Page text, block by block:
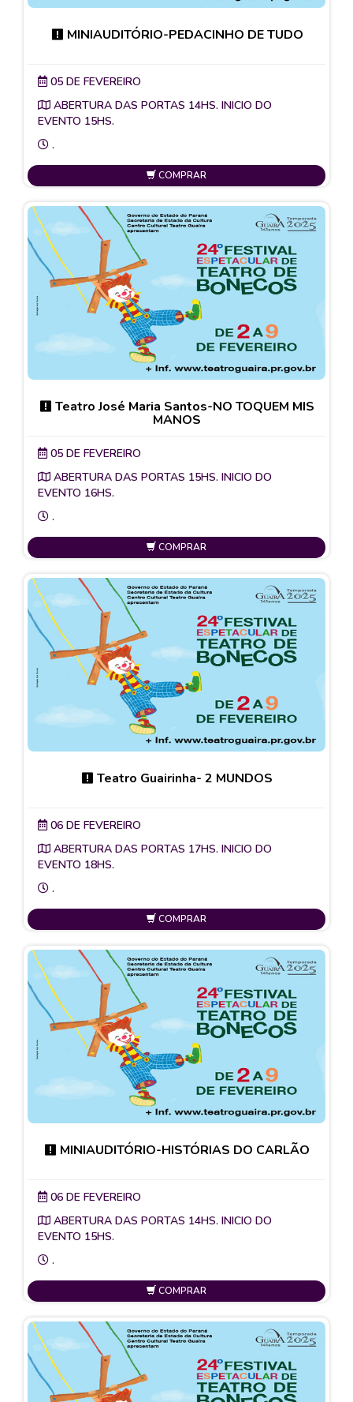
MINIAUDITÓRIO-PEDACINHO DE TUDO
05 DE FEVEREIRO
ABERTURA DAS PORTAS 14HS. INICIO DO
EVENTO 15HS.
.
COMPRAR
Teatro José Maria Santos-NO TOQUEM MIS
MANOS
05 DE FEVEREIRO
ABERTURA DAS PORTAS 15HS. INICIO DO
EVENTO 16HS.
.
COMPRAR
Teatro Guairinha- 2 MUNDOS
06 DE FEVEREIRO
ABERTURA DAS PORTAS 17HS. INICIO DO
EVENTO 18HS.
.
COMPRAR
MINIAUDITÓRIO-HISTÓRIAS DO CARLÃO
06 DE FEVEREIRO
ABERTURA DAS PORTAS 14HS. INICIO DO
EVENTO 15HS.
.
COMPRAR